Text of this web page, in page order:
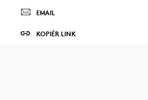
EMAIL
KOPIÉR LINK